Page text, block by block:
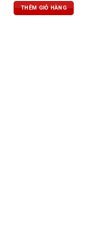
bằng và tươi mát, dư vị bền bỉ
THÊM GIỎ HÀNG